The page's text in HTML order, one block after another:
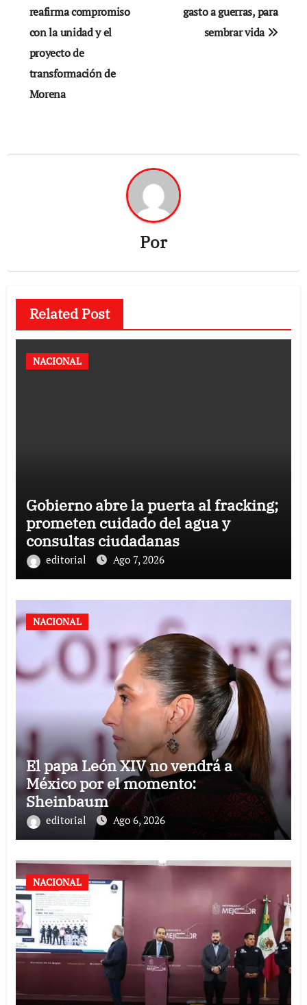
de
entradas
reafirma compromiso
con la unidad y el
proyecto de
transformación de
Morena
gasto a guerras, para
sembrar vida
Por
Related Post
NACIONAL
Gobierno abre la puerta al fracking;
prometen cuidado del agua y
consultas ciudadanas
editorial Ago 7, 2026
NACIONAL
El papa León XIV no vendrá a
México por el momento:
Sheinbaum
editorial Ago 6, 2026
NACIONAL